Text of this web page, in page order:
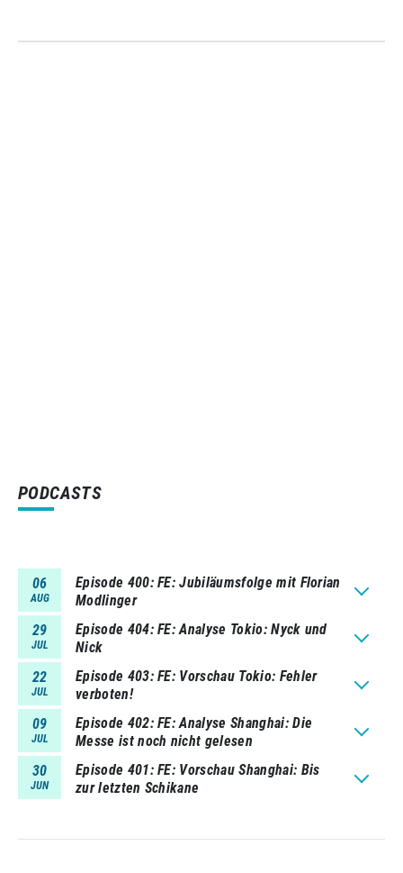
PODCASTS
06
AUG
Episode 400 FE: Jubiläumsfolge mit Florian
Modlinger
29
JUL
Episode 404 FE: Analyse Tokio: Nyck und
Nick
22
JUL
Episode 403 FE: Vorschau Tokio: Fehler
verboten!
09
JUL
Episode 402 FE: Analyse Shanghai: Die
Messe ist noch nicht gelesen
30
JUN
Episode 401 FE: Vorschau Shanghai: Bis
zur letzten Schikane